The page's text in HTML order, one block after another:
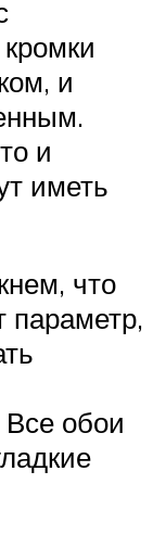
и
и
иметь
что
параметр,
обои